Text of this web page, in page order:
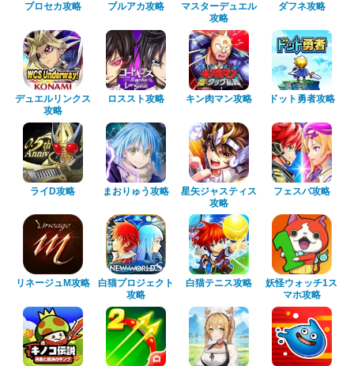
プロセカ攻略 ブルアカ攻略
マスターデュエル
攻略
ダフネ攻略
デュエルリンクス
攻略
ロススト攻略 キン肉マン攻略 ドット勇者攻略
ライD攻略 まおりゅう攻略
星矢ジャスティス
攻略
フェスバ攻略
リネージュM攻略
白猫プロジェクト
攻略
白猫テニス攻略
妖怪ウォッチ1ス
マホ攻略